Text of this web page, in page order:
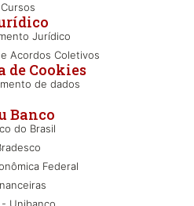
Banco
do Brasil
Federal
Cursos
Jurídico
Acordos Coletivos
de Cookies
de dados